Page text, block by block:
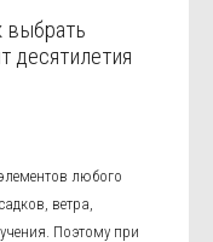
выбрать
десятилетия
любого
ветра,
Поэтому при